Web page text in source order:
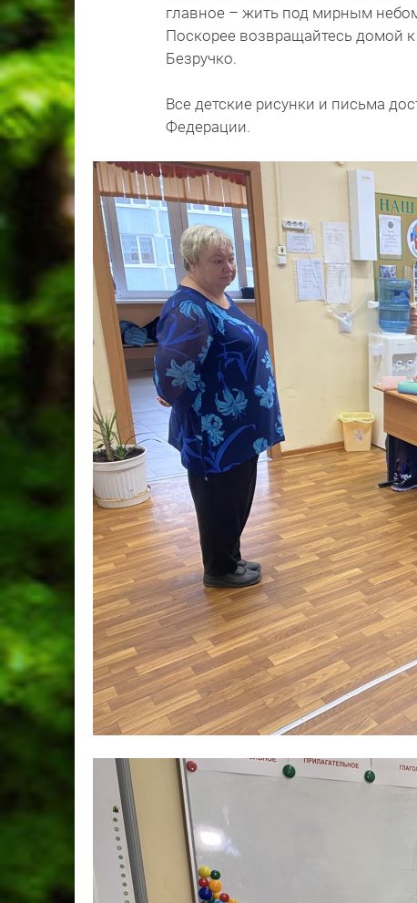
главное – жить под мирным
Поскорее возвращайтесь домой
Безручко.
Все детские рисунки и письма
Федерации.